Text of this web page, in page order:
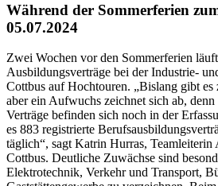
Während der Sommerferien
05.07.2024
Zwei Wochen vor den Sommerferien
Ausbildungsverträge bei der Industrie-
Cottbus auf Hochtouren. „Bislang gibt es
aber ein Aufwuchs zeichnet sich ab,
Verträge befinden sich noch in der
es 883 registrierte
täglich“, sagt Katrin Hurras,
Cottbus. Deutliche Zuwächse sind
Elektrotechnik, Verkehr und Transport,